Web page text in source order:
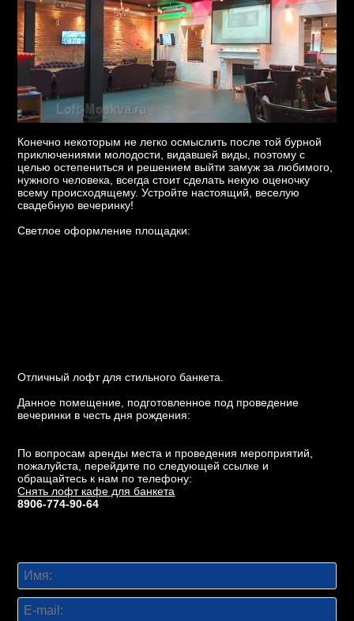
Конечно некоторым не легко осмыслить после той бурной
приключениями молодости, видавшей виды, поэтому с
целью остепениться и решением выйти замуж за любимого,
нужного человека, всегда стоит сделать некую оценочку
всему происходящему. Устройте настоящий, веселую
свадебную вечеринку!
Светлое оформление площадки:
Отличный лофт для стильного банкета.
Данное помещение, подготовленное под проведение
вечеринки в честь дня рождения:
По вопросам аренды места и проведения мероприятий,
пожалуйста, перейдите по следующей ссылке и
обращайтесь к нам по телефону:
Снять лофт кафе для банкета
8906-774-90-64